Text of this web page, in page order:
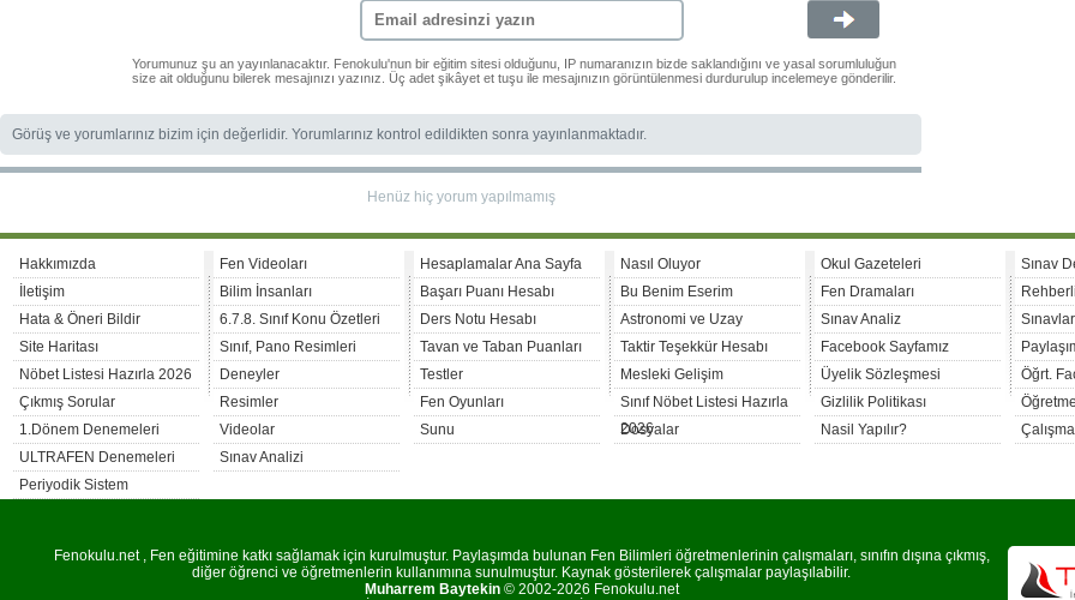
Yorumunuz şu an yayınlanacaktır. Fenokulu'nun bir eğitim sitesi olduğunu, IP numaranızın bizde saklandığını ve yasal sorumluluğun
size ait olduğunu bilerek mesajınızı yazınız. Üç adet şikâyet et tuşu ile mesajınızın görüntülenmesi durdurulup incelemeye gönderilir.
Görüş ve yorumlarınız bizim için değerlidir. Yorumlarınız kontrol edildikten sonra yayınlanmaktadır.
Henüz hiç yorum yapılmamış
Hakkımızda
İletişim
Hata & Öneri Bildir
Site Haritası
Nöbet Listesi Hazırla 2026
Çıkmış Sorular
1.Dönem Denemeleri
ULTRAFEN Denemeleri
Periyodik Sistem
Fen Videoları
Bilim İnsanları
6.7.8. Sınıf Konu Özetleri
Sınıf, Pano Resimleri
Deneyler
Resimler
Videolar
Sınav Analizi
Hesaplamalar Ana Sayfa
Başarı Puanı Hesabı
Ders Notu Hesabı
Tavan ve Taban Puanları
Testler
Fen Oyunları
Sunu
Nasıl Oluyor
Bu Benim Eserim
Astronomi ve Uzay
Taktir Teşekkür Hesabı
Mesleki Gelişim
Sınıf Nöbet Listesi Hazırla
2026
Dosyalar
Okul Gazeteleri
Fen Dramaları
Sınav Analiz
Facebook Sayfamız
Üyelik Sözleşmesi
Gizlilik Politikası
Nasil Yapılır?
Sınav
Öğrt.
Fenokulu.net , Fen eğitimine katkı sağlamak için kurulmuştur. Paylaşımda bulunan Fen Bilimleri öğretmenlerinin çalışmaları, sınıfın dışına çıkmış,
diğer öğrenci ve öğretmenlerin kullanımına sunulmuştur. Kaynak gösterilerek çalışmalar paylaşılabilir.
Muharrem Baytekin© 2002-2026 Fenokulu.net